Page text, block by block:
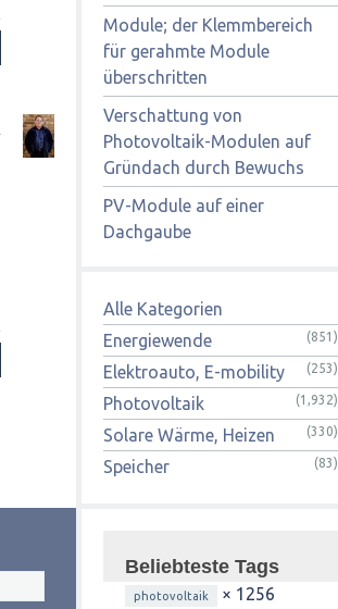
Module; der Klemmbereich
für gerahmte Module
überschritten
Verschattung von
Photovoltaik-Modulen auf
Gründach durch Bewuchs
PV-Module auf einer
Dachgaube
Alle Kategorien
Energiewende
(851)
Elektroauto, E-mobility (253)
Photovoltaik (1,932)
Solare Wärme, Heizen (330)
Speicher (83)
Beliebteste Tags
photovoltaik × 1256